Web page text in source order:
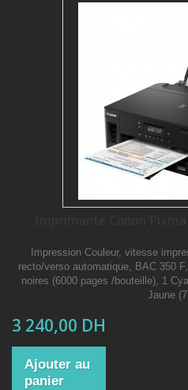
Impression Couleur, vitesse
recto/verso automatique, BAC 350
noires (6000 pages /bouteille), 1
Jaune
3 240,00 DH
Ajouter au
panier